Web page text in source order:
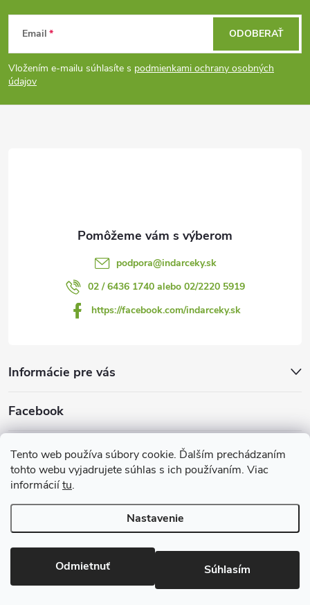
Tento web používa súbory cookie. Ďalším prechádzaním
tohto webu vyjadrujete súhlas s ich používaním. Viac
informáciítu.
Nastavenie
Odmietnuť Súhlasím
Z
á
p
Email
Vložením e-mailu súhlasíte s podmienkami ochrany osobných
údajov
ODOBERAŤ
podpora@indarceky.sk
02 / 6436 1740 alebo 02/2220 5919
https://facebook.com/indarceky.sk
Informácie pre vás
Facebook
Prijímame online platby
Copyright 2026Indarčeky.sk. Všetky práva vyhradené.Upraviť
nastavenie cookies